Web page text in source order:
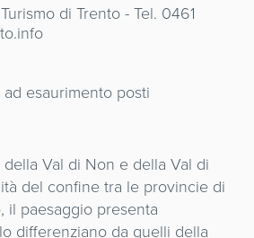
di Trento - Tel. 0461
esaurimento posti
Val di Non e della Val di
del confine tra le provincie di
il paesaggio presenta
differenziano da quelli della